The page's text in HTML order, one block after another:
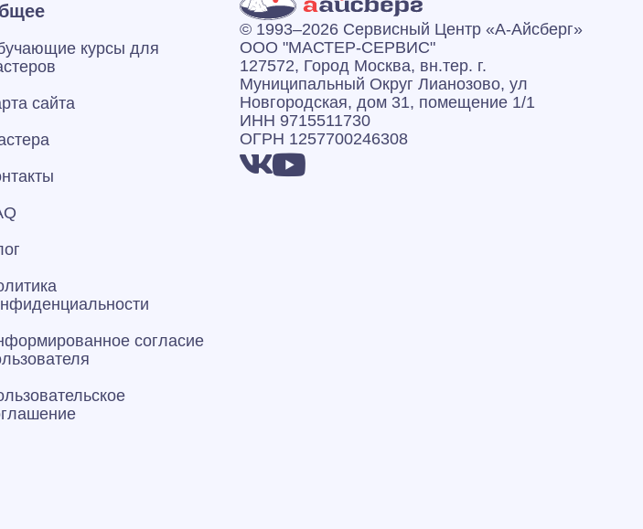
курсы для
сайта
согласие
© 1993–2026 Сервисный Центр «А‑Айсберг»
ООО "МАСТЕР-СЕРВИС"
127572, Город Москва, вн.тер. г.
Муниципальный Округ Лианозово, ул
Новгородская, дом 31, помещение 1/1
ИНН 9715511730
ОГРН 1257700246308